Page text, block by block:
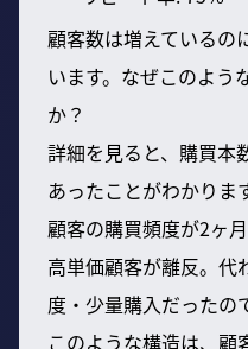
顧客数は増えているの
います。なぜこのよう
か？
詳細を見ると、購買本
あったことがわかりま
顧客の購買頻度が2ヶ
高単価顧客が離反。代
度・少量購入だったの
このような構造は、顧